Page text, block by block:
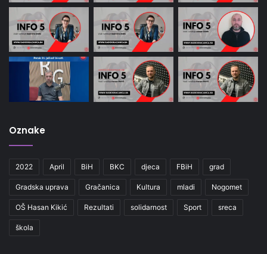
Oznake
2022 April BiH BKC djeca FBiH grad
Gradska uprava Gračanica Kultura mladi Nogomet
OŠ Hasan Kikić Rezultati solidarnost Sport sreca
škola